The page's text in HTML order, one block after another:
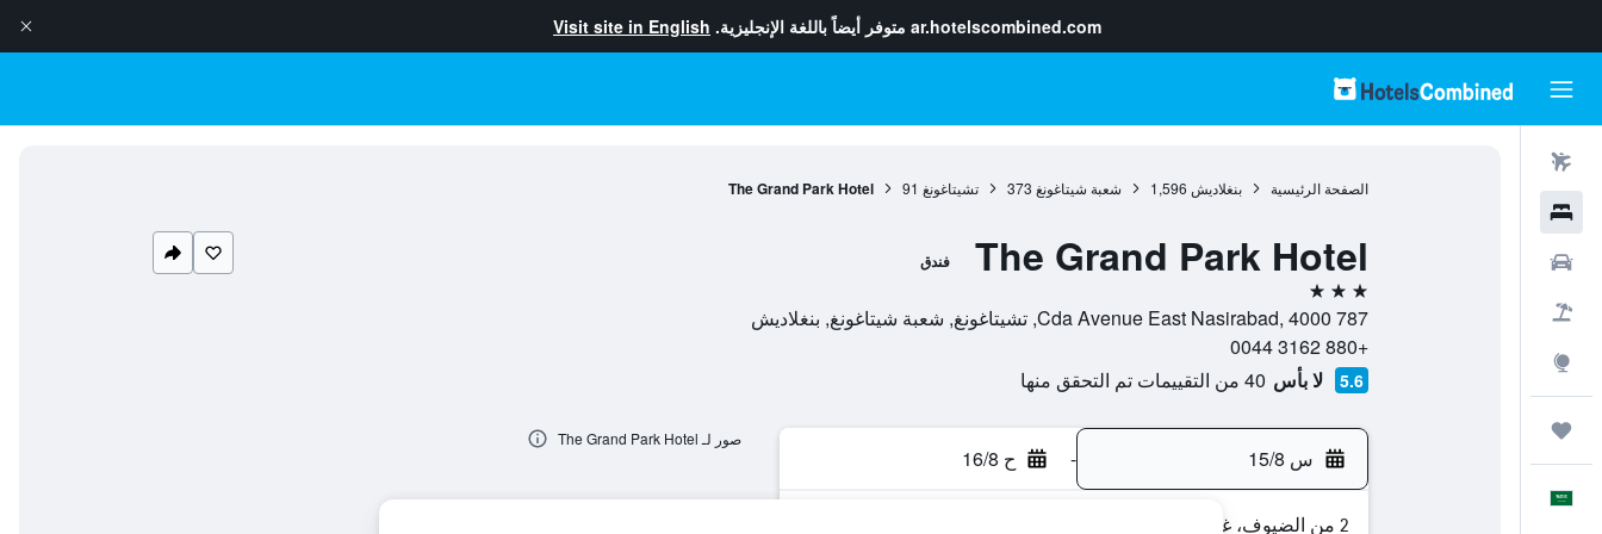
ar.hotelscombined.com متوفر أيضاً باللغة الإنجليزية. Visit site in English
الصفحة الرئيسية بنغلاديش 1,596 شعبة شيتاغونغ 373 تشيتاغونغ 91
The Grand Park Hotel
The Grand Park Hotel فندق
3 نجوم
787 Cda Avenue East Nasirabad, 4000, تشيتاغونغ, شعبة شيتاغونغ, بنغلاديش
+880 3162 0044
5.6 لا بأس 40 من التقييمات تم التحقق منها
س 15/8 - ح 16/8
2 من الضيوف، غرفة واحدة
صور لـ The Grand Park Hotel